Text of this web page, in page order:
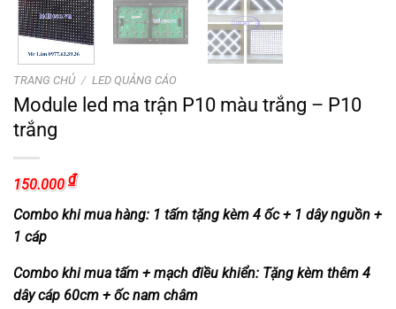
TRANG CHỦ / LED QUẢNG CÁO
Module led ma trận P10 màu trắng – P10
trắng
150.000₫
Combo khi mua hàng: 1 tấm tặng kèm 4 ốc + 1 dây nguồn +
1 cáp
Combo khi mua tấm + mạch điều khiển: Tặng kèm thêm 4
dây cáp 60cm + ốc nam châm